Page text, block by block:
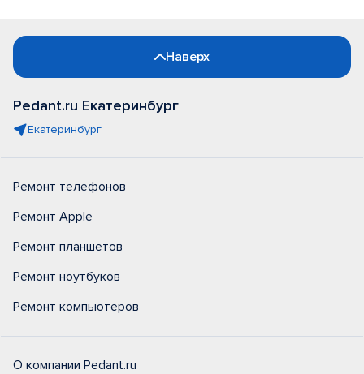
Наверх
Pedant.ru Екатеринбург
Екатеринбург
Ремонт телефонов
Ремонт Apple
Ремонт планшетов
Ремонт ноутбуков
Ремонт компьютеров
О компании Pedant.ru